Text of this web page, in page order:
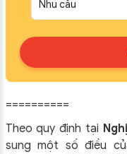
==========
Theo quy định tại
sung một số điều